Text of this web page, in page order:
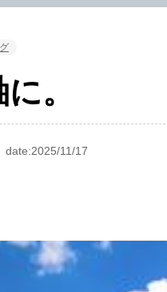
。
date:2025/11/17